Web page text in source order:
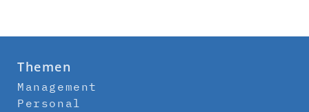
Themen
Management
Personal